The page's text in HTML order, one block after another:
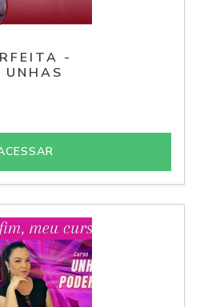
-
UNHAS